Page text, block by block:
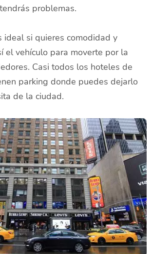
problemas.
ideal si quieres comodidad y
el vehículo para moverte por la
Casi todos los hoteles de
parking donde puedes dejarlo
de la ciudad.